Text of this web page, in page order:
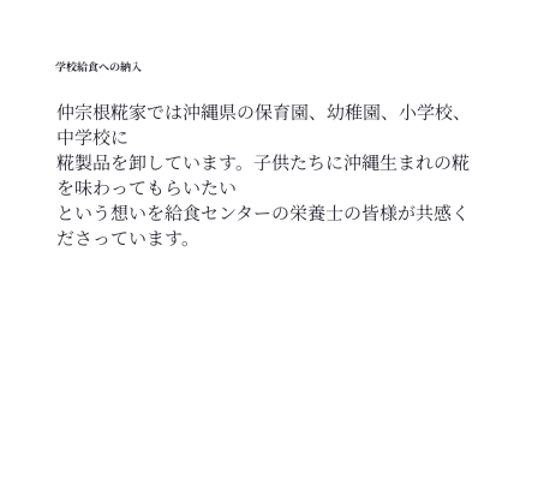
学校給食への納入
仲宗根糀家では沖縄県の保育園、幼稚園、小学校、
中学校に
糀製品を卸しています。子供たちに沖縄生まれの糀
を味わってもらいたい
という想いを給食センターの栄養士の皆様が共感く
ださっています。